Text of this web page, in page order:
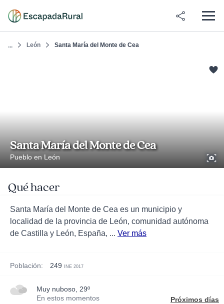
... León Santa María del Monte de Cea
Santa María del Monte de Cea
Pueblo en León
Qué hacer
Santa María del Monte de Cea es un municipio y
localidad de la provincia de León, comunidad autónoma
de Castilla y León, España, ... Ver más
Población: 249 INE 2017
muy nuboso, 29º
En estos momentos
Próximos días